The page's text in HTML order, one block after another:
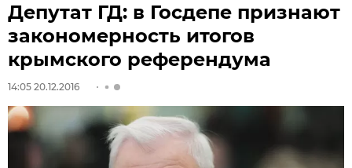
Депутат ГД: в Госдепе признают
закономерность итогов
крымского референдума
14:05 20.12.2016